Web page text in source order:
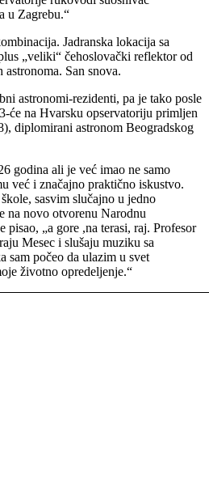
u Zagrebu.“
Jadranska lokacija sa
„veliki“ čehoslovački reflektor od
San snova.
astronomi-rezidenti, pa je tako posle
će na Hvarsku opservatoriju primljen
diplomirani astronom Beogradskog
godina ali je već imao ne samo
već i značajno praktično iskustvo.
sasvim slučajno u jedno
na novo otvorenu Narodnu
„a gore ,na terasi, raj. Profesor
Mesec i slušaju muziku sa
sam počeo da ulazim u svet
životno opredeljenje.“